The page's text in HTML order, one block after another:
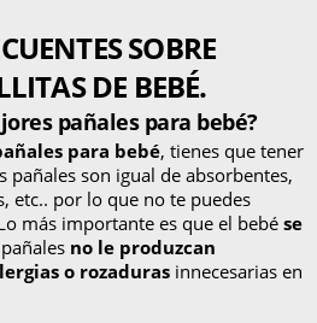
SOBRE
DE BEBÉ.
pañales para bebé?
para bebé, tienes que tener
pañales son igual de absorbentes,
etc.. por lo que no te puedes
más importante es que el bebé se
no le produzcan
o rozaduras innecesarias en